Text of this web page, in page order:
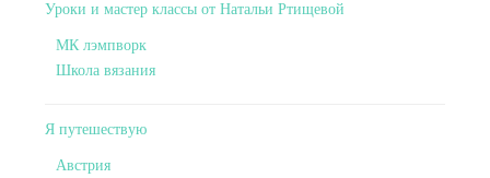
Уроки и мастер классы от Натальи Ртищевой
МК лэмпворк
Школа вязания
Я путешествую
Австрия